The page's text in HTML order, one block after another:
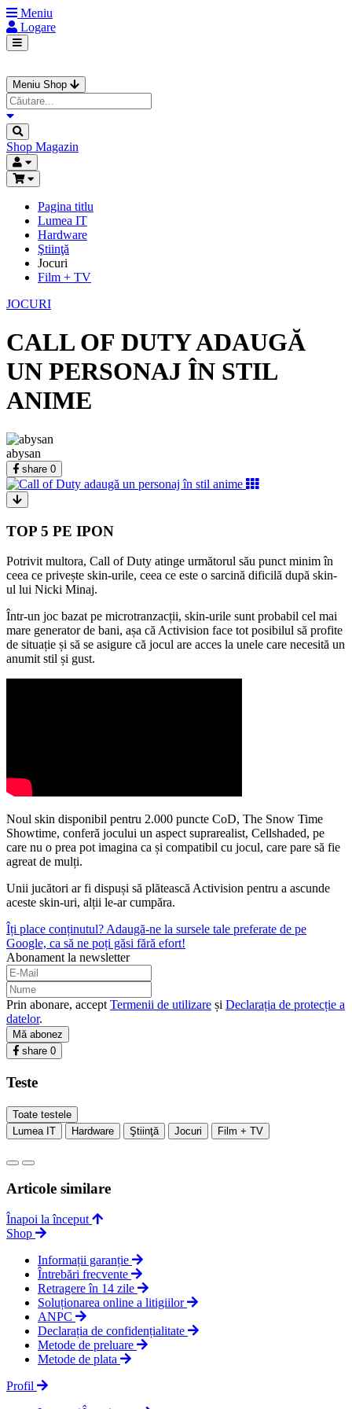
Meniu
Logare
Meniu Shop
Shop Magazin
Pagina titlu
Lumea IT
Hardware
Ştiinţă
Jocuri
Film + TV
JOCURI
CALL OF DUTY ADAUGĂ
UN PERSONAJ ÎN STIL
ANIME
abysan
share 0
TOP 5 PE IPON
Potrivit multora, Call of Duty atinge următorul său punct minim în
ceea ce privește skin-urile, ceea ce este o sarcină dificilă după skin-
ul lui Nicki Minaj.
Într-un joc bazat pe microtranzacții, skin-urile sunt probabil cel mai
mare generator de bani, așa că Activision face tot posibilul să profite
de situație și să se asigure că jocul are acces la unele care necesită un
anumit stil și gust.
Noul skin disponibil pentru 2.000 puncte CoD, The Snow Time
Showtime, conferă jocului un aspect suprarealist, Cellshaded, pe
care nu o prea pot imagina ca și compatibil cu jocul, care pare să fie
agreat de mulți.
Unii jucători ar fi dispuși să plătească Activision pentru a ascunde
aceste skin-uri, alții le-ar cumpăra.
Îți place conținutul? Adaugă-ne la sursele tale preferate de pe
Google, ca să ne poți găsi fără efort!
Abonament la newsletter
Prin abonare, accept Termenii de utilizare și Declarația de protecție a
datelor.
Mă abonez
share 0
Teste
Toate testele
Lumea IT
Hardware Ştiinţă Jocuri Film + TV
Articole similare
Înapoi la început
Shop
Informații garanție
Întrebări frecvente
Retragere în 14 zile
Soluționarea online a litigiilor
ANPC
Declarația de confidențialitate
Metode de preluare
Metode de plata
Profil